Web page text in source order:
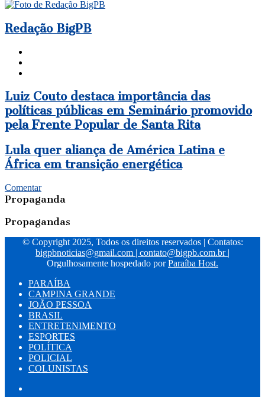
Redação BigPB
Luiz
Couto
destaca
importância
políticas
públicas
em
promovido
pela
Popular
Santa
Luiz Couto destaca importância das
políticas públicas em Seminário promovido
pela Frente Popular de Santa Rita
Lula
quer
aliança
América
Latina
África
transição
energética
Lula quer aliança de América Latina e
África em transição energética
Comentar
Propaganda
Propagandas
© Copyright 2025, Todos os direitos reservados | Contatos:
bigpbnoticias@gmail.com | contato@bigpb.com.br |
Orgulhosamente hospedado porParaíba Host.
PARAÍBA
CAMPINA GRANDE
JOÃO PESSOA
BRASIL
ENTRETENIMENTO
ESPORTES
POLÍTICA
POLICIAL
COLUNISTAS